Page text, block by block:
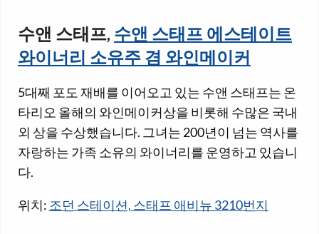
수앤 스태프,수앤 스태프 에스테이트
와이너리 소유주 겸 와인메이커
5대째 포도 재배를 이어오고 있는 수앤 스태프는 온
타리오 올해의 와인메이커상을 비롯해 수많은 국내
외 상을 수상했습니다. 그녀는 200년이 넘는 역사를
자랑하는 가족 소유의 와이너리를 운영하고 있습니
다.
위치: 조던 스테이션, 스태프 애비뉴 3210번지